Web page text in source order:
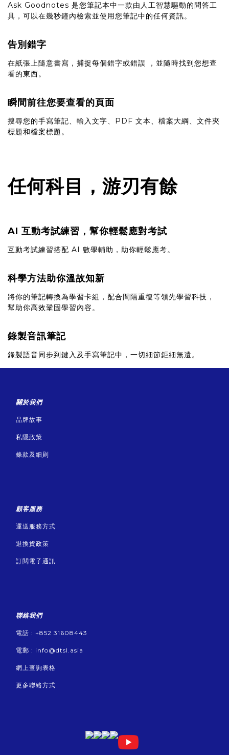
Ask Goodnotes 是您筆記本中一款由人工智慧驅動的問答工
具，可以在幾秒鐘內檢索並使用您筆記中的任何資訊。
告別錯字
在紙張上隨意書寫，捕捉每個錯字或錯誤 ，並隨時找到您想查
看的東西。
瞬間前往您要查看的頁面
搜尋您的手寫筆記、輸入文字、PDF 文本、檔案大綱、文件夾
標題和檔案標題。
任何科目，游刃有餘
AI 互動考試練習，幫你輕鬆應對考試
互動考試練習搭配 AI 數學輔助，助你輕鬆應考。
科學方法助你溫故知新
將你的筆記轉換為學習卡組，配合間隔重復等領先學習科技，
幫助你高效鞏固學習內容。
錄製音訊筆記
錄製語音同步到鍵入及手寫筆記中，一切細節鉅細無遺。
關於我們
品牌故事
私隱政策
條款及細則
顧客服務
運送服務方式
退換貨政策
訂閱電子通訊
聯絡我們
電話 : +852 31608443
電郵 : info@dtsl.asia
網上查詢表格
更多聯絡方式